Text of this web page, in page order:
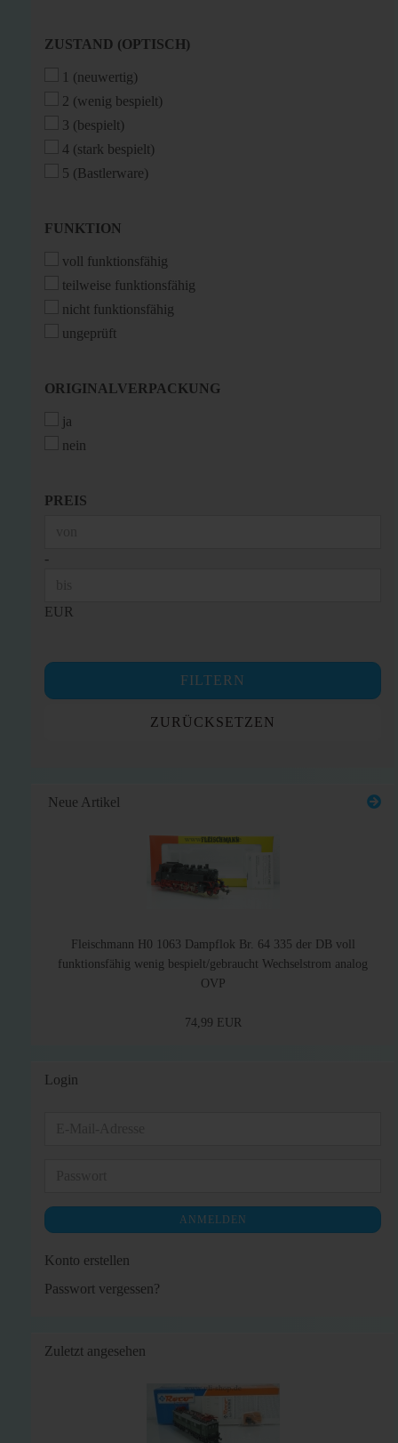
ZUSTAND
ZUSTAND (OPTISCH)
1 (neuwertig)
2 (wenig bespielt)
3 (bespielt)
4 (stark bespielt)
5 (Bastlerware)
FUNKTION
FUNKTION
voll funktionsfähig
teilweise funktionsfähig
nicht funktionsfähig
ungeprüft
ORIGINALVERPACKUNG
ORIGINALVERPACKUNG
ja
nein
PREIS
PREIS
-
EUR
FILTERN
ZURÜCKSETZEN
Neue Artikel
Fleischmann H0 1063 Dampflok Br. 64 335 der DB voll
funktionsfähig wenig bespielt/gebraucht Wechselstrom analog
OVP
74,99 EUR
Login
ANMELDEN
Konto erstellen
Passwort vergessen?
Zuletzt angesehen